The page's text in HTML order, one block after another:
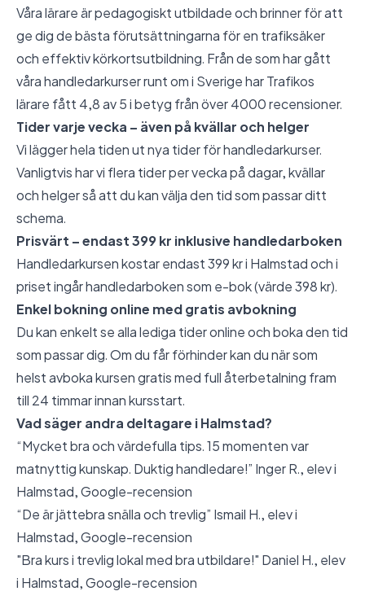
Våra lärare är pedagogiskt utbildade och brinner för att
ge dig de bästa förutsättningarna för en trafiksäker
och effektiv körkortsutbildning. Från de som har gått
våra handledarkurser runt om i Sverige har Trafikos
lärare fått 4,8 av 5 i betyg från över 4000 recensioner.
Tider varje vecka – även på kvällar och helger
Vi lägger hela tiden ut nya tider för handledarkurser.
Vanligtvis har vi flera tider per vecka på dagar, kvällar
och helger så att du kan välja den tid som passar ditt
schema.
Prisvärt – endast 399 kr inklusive handledarboken
Handledarkursen kostar endast 399 kr i Halmstad och i
priset ingår handledarboken som e-bok (värde 398 kr).
Enkel bokning online med gratis avbokning
Du kan enkelt se alla lediga tider online och boka den tid
som passar dig. Om du får förhinder kan du när som
helst avboka kursen gratis med full återbetalning fram
till 24 timmar innan kursstart.
Vad säger andra deltagare i Halmstad?
“Mycket bra och värdefulla tips. 15 momenten var
matnyttig kunskap. Duktig handledare!” Inger R., elev i
Halmstad,Google-recension
“De är jättebra snälla och trevlig” Ismail H., elev i
Halmstad,Google-recension
"Bra kurs i trevlig lokal med bra utbildare!" Daniel H., elev
i Halmstad,Google-recension